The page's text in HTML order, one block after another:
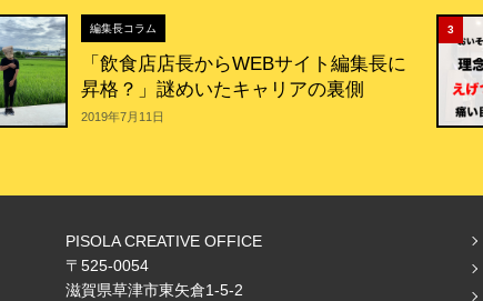
編集長コラム
「飲食店店長からWEBサイト編集長に
昇格？」謎めいたキャリアの裏側
2019年7月11日
3
PISOLA CREATIVE OFFICE
〒525-0054
滋賀県草津市東矢倉1‐5‐2